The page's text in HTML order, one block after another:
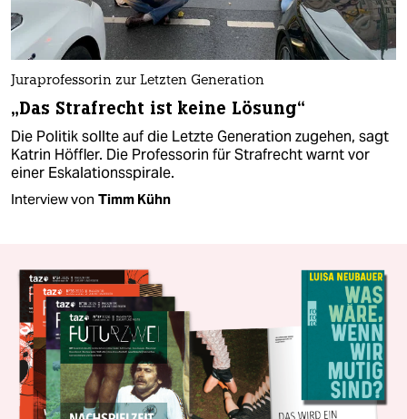
Juraprofessorin zur Letzten Generation
„Das Strafrecht ist keine Lösung“
Die Politik sollte auf die Letzte Generation zugehen, sagt
Katrin Höffler. Die Professorin für Strafrecht warnt vor
einer Eskalationsspirale.
Interview von Timm Kühn